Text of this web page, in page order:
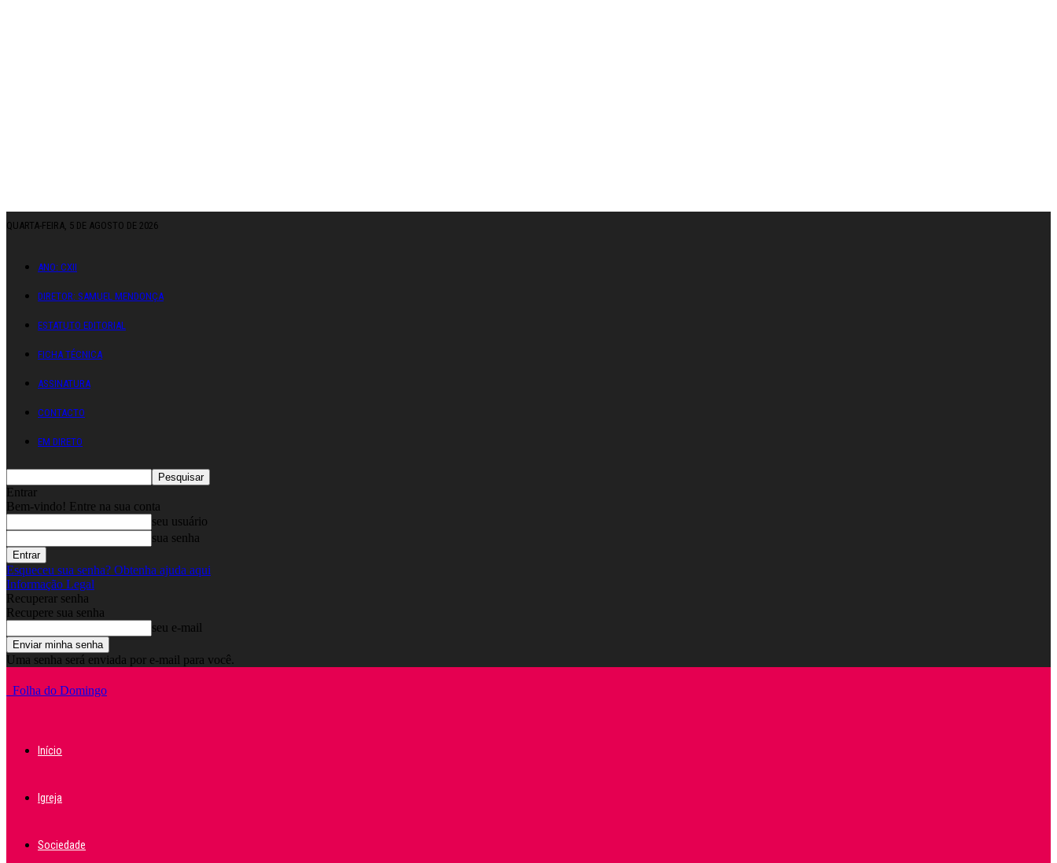
QUARTA-FEIRA, 5 DE AGOSTO DE 2026
ANO: CXII
DIRETOR: SAMUEL MENDONÇA
ESTATUTO EDITORIAL
FICHA TÉCNICA
ASSINATURA
CONTACTO
EM DIRETO
Entrar
Bem-vindo! Entre na sua conta
seu usuário
sua senha
Esqueceu sua senha? Obtenha ajuda aqui
Informação Legal
Recuperar senha
Recupere sua senha
seu e-mail
Uma senha será enviada por e-mail para você.
Folha do Domingo
Início
Igreja
Sociedade